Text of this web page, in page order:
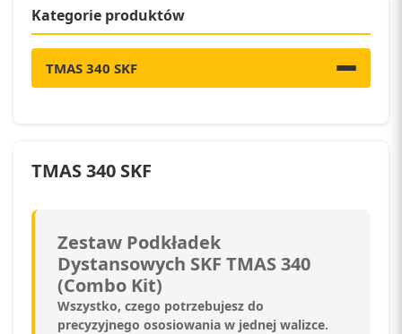
Kategorie produktów
TMAS 340 SKF
TMAS 340 SKF
Zestaw Podkładek
Dystansowych SKF TMAS 340
(Combo Kit)
Wszystko, czego potrzebujesz do
precyzyjnego ososiowania w jednej walizce.